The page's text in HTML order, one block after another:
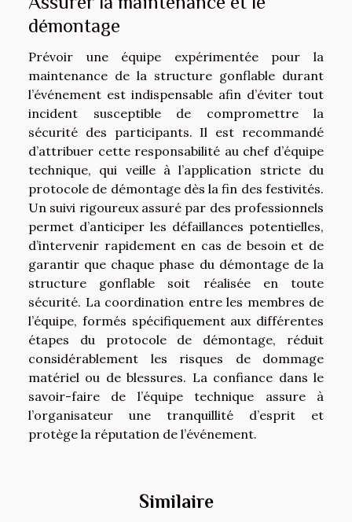
démontage
Prévoir une équipe expérimentée pour la
maintenance de la structure gonflable durant
l’événement est indispensable afin d’éviter tout
incident susceptible de compromettre la
sécurité des participants. Il est recommandé
d’attribuer cette responsabilité au chef d’équipe
technique, qui veille à l’application stricte du
protocole de démontage dès la fin des festivités.
Un suivi rigoureux assuré par des professionnels
permet d’anticiper les défaillances potentielles,
d’intervenir rapidement en cas de besoin et de
garantir que chaque phase du démontage de la
structure gonflable soit réalisée en toute
sécurité. La coordination entre les membres de
l’équipe, formés spécifiquement aux différentes
étapes du protocole de démontage, réduit
considérablement les risques de dommage
matériel ou de blessures. La confiance dans le
savoir-faire de l’équipe technique assure à
l’organisateur une tranquillité d’esprit et
protège la réputation de l’événement.
Similaire